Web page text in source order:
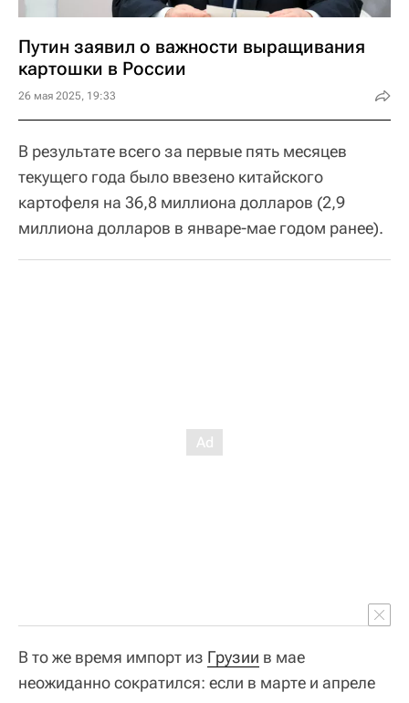
Путин заявил о важности выращивания
картошки в России
26 мая 2025, 19:33
В результате всего за первые пять месяцев
текущего года было ввезено китайского
картофеля на 36,8 миллиона долларов (2,9
миллиона долларов в январе-мае годом ранее).
В то же время импорт из Грузии в мае
неожиданно сократился: если в марте и апреле